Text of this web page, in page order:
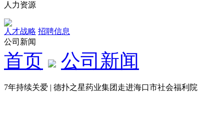
人力资源
人才战略 招聘信息
公司新闻
首页 公司新闻
7年持续关爱 | 德扑之星药业集团走进海口市社会福利院